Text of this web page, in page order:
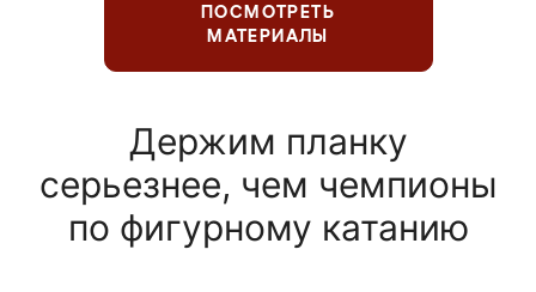
ПОСМОТРЕТЬ
МАТЕРИАЛЫ
Держим планку
серьезнее, чем чемпионы
по фигурному катанию